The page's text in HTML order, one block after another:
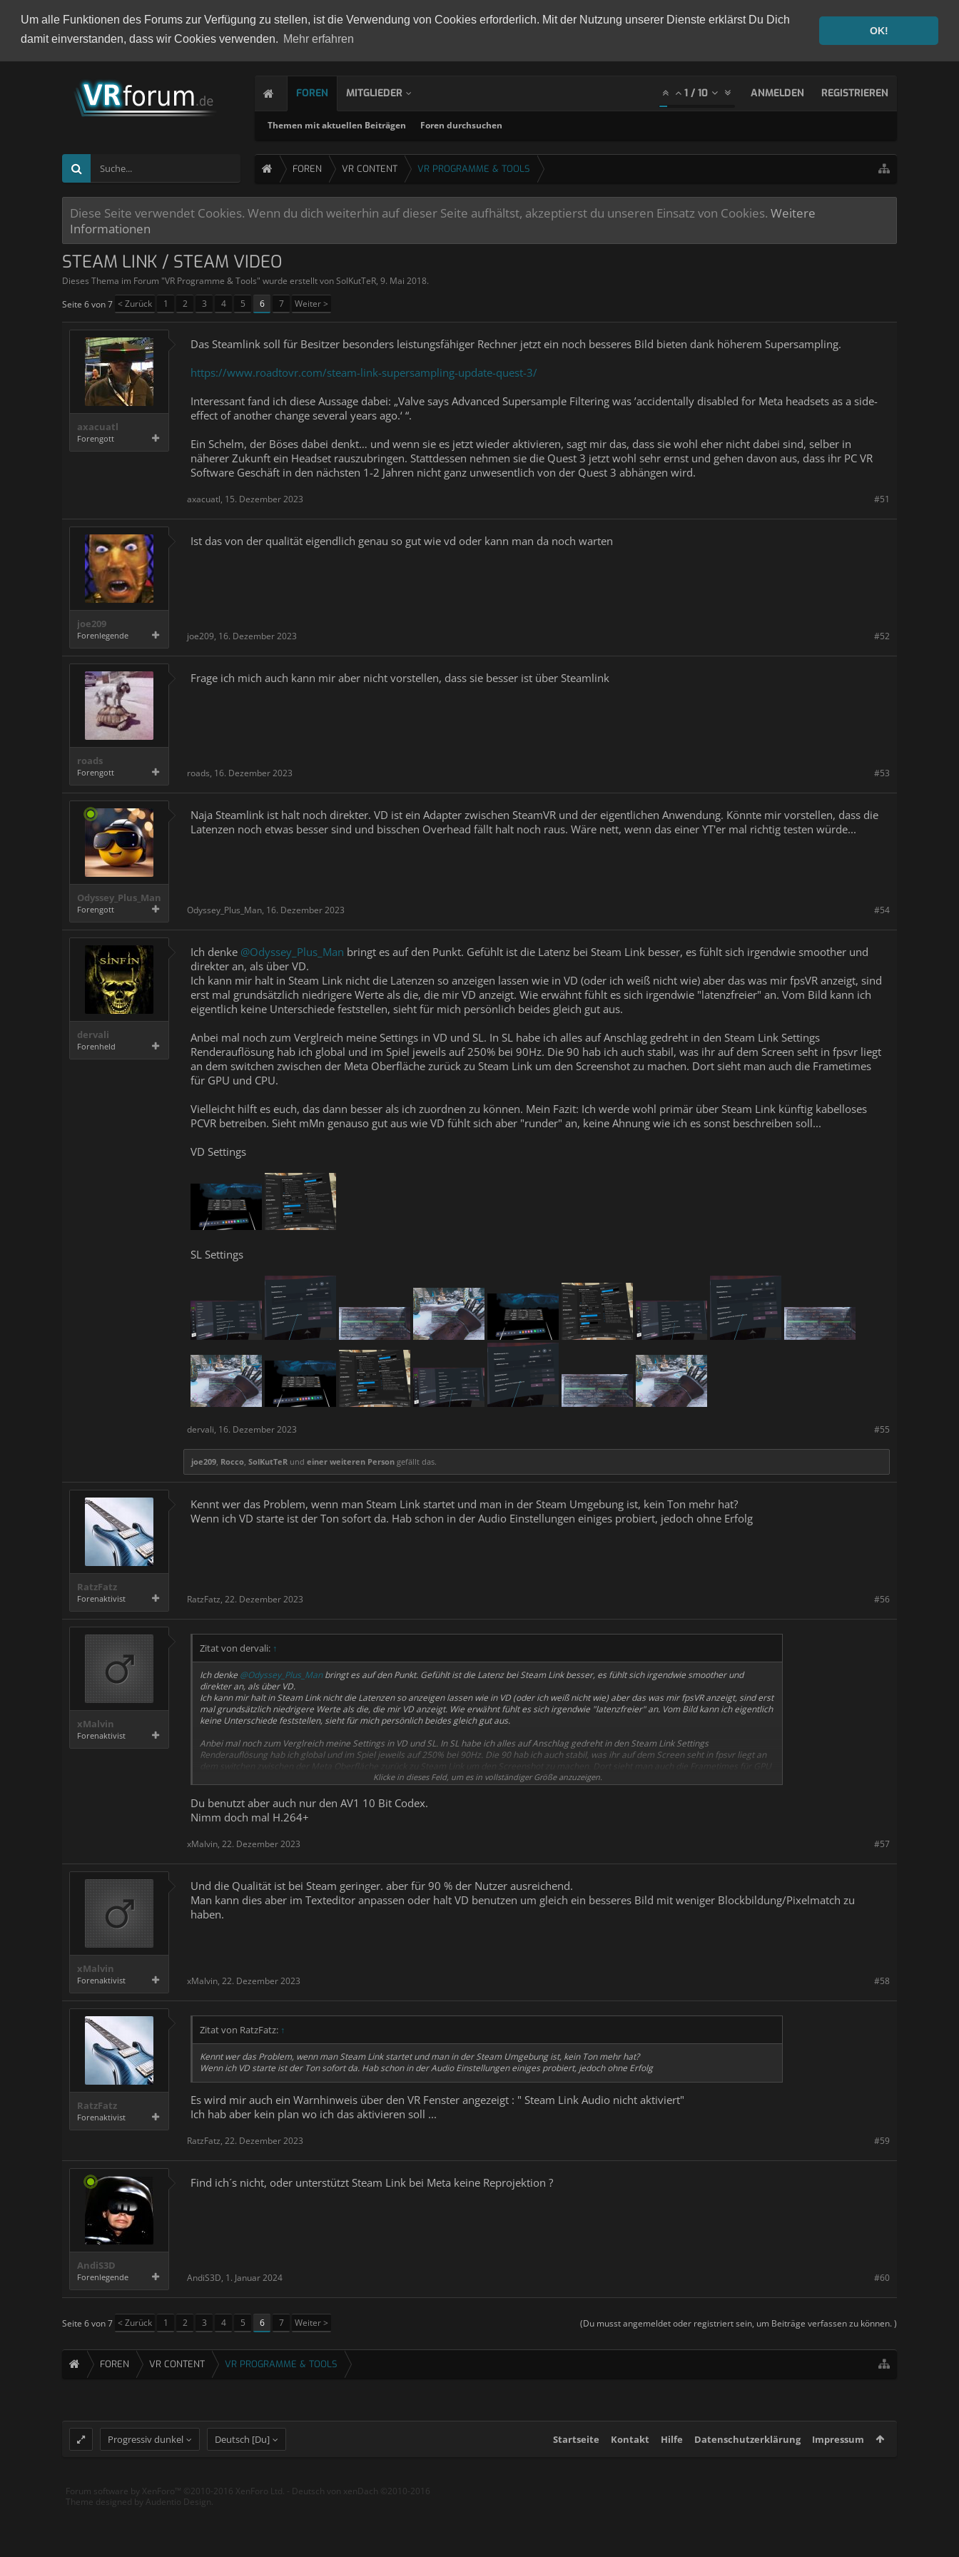
Um alle Funktionen des Forums zur Verfügung zu stellen, ist die Verwendung von Cookies erforderlich. Mit der Nutzung unserer Dienste erklärst Du Dich
damit einverstanden, dass wir Cookies verwenden. Mehr erfahren
OK!
FOREN
Themen mit aktuellen Beiträgen Foren durchsuchen
MITGLIEDER 1 / 10 ANMELDEN REGISTRIEREN
FOREN VR CONTENT VR PROGRAMME & TOOLS
Diese Seite verwendet Cookies. Wenn du dich weiterhin auf dieser Seite aufhältst, akzeptierst du unseren Einsatz von Cookies. Weitere
Informationen
STEAM LINK / STEAM VIDEO
Dieses Thema im Forum "VR Programme & Tools" wurde erstellt vonSolKutTeR, 9. Mai 2018.
Seite 6 von 7 < Zurück 1 2 3 4 5 6 7 Weiter >
axacuatl
Forengott
Das Steamlink soll für Besitzer besonders leistungsfähiger Rechner jetzt ein noch besseres Bild bieten dank höherem Supersampling.
https://www.roadtovr.com/steam-link-supersampling-update-quest-3/
Interessant fand ich diese Aussage dabei: „Valve says Advanced Supersample Filtering was ’accidentally disabled for Meta headsets as a side-
effect of another change several years ago.‘ “.
Ein Schelm, der Böses dabei denkt… und wenn sie es jetzt wieder aktivieren, sagt mir das, dass sie wohl eher nicht dabei sind, selber in
näherer Zukunft ein Headset rauszubringen. Stattdessen nehmen sie die Quest 3 jetzt wohl sehr ernst und gehen davon aus, dass ihr PC VR
Software Geschäft in den nächsten 1-2 Jahren nicht ganz unwesentlich von der Quest 3 abhängen wird.
#51
axacuatl, 15. Dezember 2023
joe209
Forenlegende
Ist das von der qualität eigendlich genau so gut wie vd oder kann man da noch warten
#52
joe209, 16. Dezember 2023
roads
Forengott
Frage ich mich auch kann mir aber nicht vorstellen, dass sie besser ist über Steamlink
#53
roads, 16. Dezember 2023
Odyssey_Plus_Man
Forengott
Naja Steamlink ist halt noch direkter. VD ist ein Adapter zwischen SteamVR und der eigentlichen Anwendung. Könnte mir vorstellen, dass die
Latenzen noch etwas besser sind und bisschen Overhead fällt halt noch raus. Wäre nett, wenn das einer YT'er mal richtig testen würde...
#54
Odyssey_Plus_Man, 16. Dezember 2023
dervali
Forenheld
Ich denke @Odyssey_Plus_Man bringt es auf den Punkt. Gefühlt ist die Latenz bei Steam Link besser, es fühlt sich irgendwie smoother und
direkter an, als über VD.
Ich kann mir halt in Steam Link nicht die Latenzen so anzeigen lassen wie in VD (oder ich weiß nicht wie) aber das was mir fpsVR anzeigt, sind
erst mal grundsätzlich niedrigere Werte als die, die mir VD anzeigt. Wie erwähnt fühlt es sich irgendwie "latenzfreier" an. Vom Bild kann ich
eigentlich keine Unterschiede feststellen, sieht für mich persönlich beides gleich gut aus.
Anbei mal noch zum Verglreich meine Settings in VD und SL. In SL habe ich alles auf Anschlag gedreht in den Steam Link Settings
Renderauflösung hab ich global und im Spiel jeweils auf 250% bei 90Hz. Die 90 hab ich auch stabil, was ihr auf dem Screen seht in fpsvr liegt
an dem switchen zwischen der Meta Oberfläche zurück zu Steam Link um den Screenshot zu machen. Dort sieht man auch die Frametimes
für GPU und CPU.
Vielleicht hilft es euch, das dann besser als ich zuordnen zu können. Mein Fazit: Ich werde wohl primär über Steam Link künftig kabelloses
PCVR betreiben. Sieht mMn genauso gut aus wie VD fühlt sich aber "runder" an, keine Ahnung wie ich es sonst beschreiben soll...
VD Settings
SL Settings
#55
dervali, 16. Dezember 2023
joe209, Rocco, SolKutTeR und einer weiteren Person gefällt das.
RatzFatz
Forenaktivist
Kennt wer das Problem, wenn man Steam Link startet und man in der Steam Umgebung ist, kein Ton mehr hat?
Wenn ich VD starte ist der Ton sofort da. Hab schon in der Audio Einstellungen einiges probiert, jedoch ohne Erfolg
#56
RatzFatz, 22. Dezember 2023
xMalvin
Forenaktivist
Zitat von dervali: ↑
Ich denke @Odyssey_Plus_Manbringt es auf den Punkt. Gefühlt ist die Latenz bei Steam Link besser, es fühlt sich irgendwie smoother und
direkter an, als über VD.
Ich kann mir halt in Steam Link nicht die Latenzen so anzeigen lassen wie in VD (oder ich weiß nicht wie) aber das was mir fpsVR anzeigt, sind erst
mal grundsätzlich niedrigere Werte als die, die mir VD anzeigt. Wie erwähnt fühlt es sich irgendwie "latenzfreier" an. Vom Bild kann ich eigentlich
keine Unterschiede feststellen, sieht für mich persönlich beides gleich gut aus.
Anbei mal noch zum Verglreich meine Settings in VD und SL. In SL habe ich alles auf Anschlag gedreht in den Steam Link Settings
Renderauflösung hab ich global und im Spiel jeweils auf 250% bei 90Hz. Die 90 hab ich auch stabil, was ihr auf dem Screen seht in fpsvr liegt an
dem switchen zwischen der Meta Oberfläche zurück zu Steam Link um den Screenshot zu machen. Dort sieht man auch die Frametimes für GPU
Vielleicht hilft es euch, das dann besser als ich zuordnen zu können. Mein Fazit: Ich werde wohl primär über Steam Link künftig kabelloses PCVR
betreiben. Sieht mMn genauso gut aus wie VD fühlt sich aber "runder" an, keine Ahnung wie ich es sonst beschreiben soll...
SL Settings
Den Anhang 5150 betrachtenDen Anhang 5151 betrachtenDen Anhang 5152 betrachtenDen Anhang 5153 betrachten Den Anhang 5148
betrachten
Klicke in dieses Feld, um es in vollständiger Größe anzuzeigen.
Du benutzt aber auch nur den AV1 10 Bit Codex.
Nimm doch mal H.264+
#57
xMalvin, 22. Dezember 2023
xMalvin
Forenaktivist
Und die Qualität ist bei Steam geringer. aber für 90 % der Nutzer ausreichend.
Man kann dies aber im Texteditor anpassen oder halt VD benutzen um gleich ein besseres Bild mit weniger Blockbildung/Pixelmatch zu
haben.
#58
xMalvin, 22. Dezember 2023
RatzFatz
Forenaktivist
Zitat von RatzFatz: ↑
Kennt wer das Problem, wenn man Steam Link startet und man in der Steam Umgebung ist, kein Ton mehr hat?
Wenn ich VD starte ist der Ton sofort da. Hab schon in der Audio Einstellungen einiges probiert, jedoch ohne Erfolg
Es wird mir auch ein Warnhinweis über den VR Fenster angezeigt : " Steam Link Audio nicht aktiviert"
Ich hab aber kein plan wo ich das aktivieren soll ...
#59
RatzFatz, 22. Dezember 2023
AndiS3D
Forenlegende
Find ich´s nicht, oder unterstützt Steam Link bei Meta keine Reprojektion ?
#60
AndiS3D, 1. Januar 2024
(Du musst angemeldet oder registriert sein, um Beiträge verfassen zu können. )
Seite 6 von 7 < Zurück 1 2 3 4 5 6 7 Weiter >
FOREN VR CONTENT VR PROGRAMME & TOOLS
Progressiv dunkel Deutsch [Du] Startseite Kontakt Hilfe Datenschutzerklärung Impressum
Forum software by XenForo™ ©2010-2016 XenForo Ltd. - Deutsch von xenDach ©2010-2016
Theme designed by Audentio Design.